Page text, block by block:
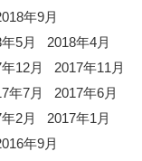
年9月
5月
2018年4月
12月
2017年11月
年7月
2017年6月
2月
2017年1月
年9月